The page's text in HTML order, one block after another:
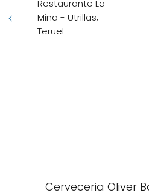
Restaurante La
Mina - Utrillas,
Teruel
Cerveceria Oliver